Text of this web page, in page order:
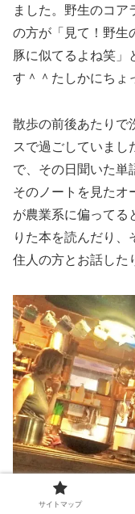
ました。野生のコア
の方が「見て！野生
豚に似てるよね笑」
す＾＾たしかにちょ
散歩の前後あたりで
スで過ごしていまし
で、その日聞いた単
そのノートを見たオ
が農業系に偏ってる
りた本を読んだり、
住人の方とお話した
サイトマップ